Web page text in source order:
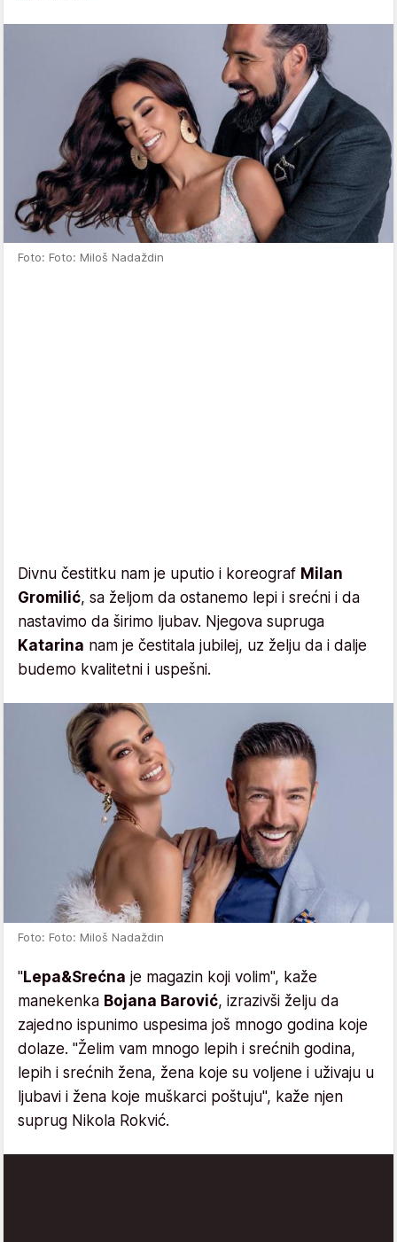
Foto: Foto: Miloš Nadaždin
Divnu čestitku nam je uputio i koreograf Milan
Gromilić, sa željom da ostanemo lepi i srećni i da
nastavimo da širimo ljubav. Njegova supruga
Katarina nam je čestitala jubilej, uz želju da i dalje
budemo kvalitetni i uspešni.
Foto: Foto: Miloš Nadaždin
"Lepa&Srećna je magazin koji volim", kaže
manekenka Bojana Barović, izrazivši želju da
zajedno ispunimo uspesima još mnogo godina koje
dolaze. "Želim vam mnogo lepih i srećnih godina,
lepih i srećnih žena, žena koje su voljene i uživaju u
ljubavi i žena koje muškarci poštuju", kaže njen
suprug Nikola Rokvić.